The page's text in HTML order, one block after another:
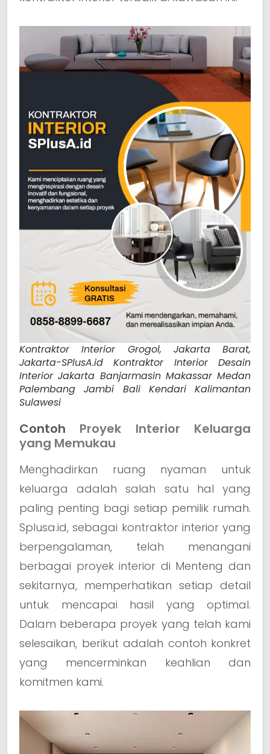
Kontraktor Interior Grogol, Jakarta Barat,
Jakarta-SPlusA.id Kontraktor Interior Desain
Interior Jakarta Banjarmasin Makassar Medan
Palembang Jambi Bali Kendari Kalimantan
Sulawesi
Contoh Proyek Interior Keluarga
yang Memukau
Menghadirkan ruang nyaman untuk
keluarga adalah salah satu hal yang
paling penting bagi setiap pemilik rumah.
Splusa.id, sebagai kontraktor interior yang
berpengalaman, telah menangani
berbagai proyek interior di Menteng dan
sekitarnya, memperhatikan setiap detail
untuk mencapai hasil yang optimal.
Dalam beberapa proyek yang telah kami
selesaikan, berikut adalah contoh konkret
yang mencerminkan keahlian dan
komitmen kami.